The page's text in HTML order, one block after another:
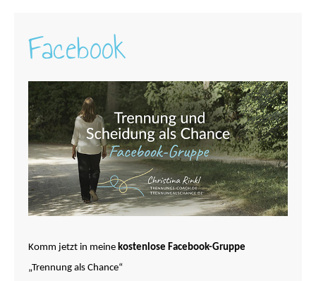
Facebook
Komm jetzt in meine kostenlose Facebook-Gruppe
„Trennung als Chance“